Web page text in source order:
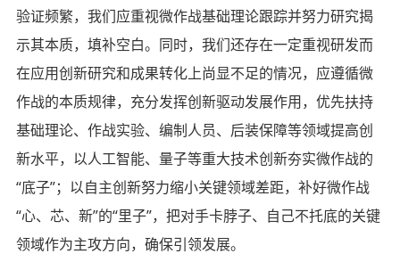
验证频繁，我们应重视微作战基础理论跟踪并努力研究揭
示其本质，填补空白。同时，我们还存在一定重视研发而
在应用创新研究和成果转化上尚显不足的情况，应遵循微
作战的本质规律，充分发挥创新驱动发展作用，优先扶持
基础理论、作战实验、编制人员、后装保障等领域提高创
新水平，以人工智能、量子等重大技术创新夯实微作战的
“底子”；以自主创新努力缩小关键领域差距，补好微作战
“心、芯、新”的“里子”，把对手卡脖子、自己不托底的关键
领域作为主攻方向，确保引领发展。